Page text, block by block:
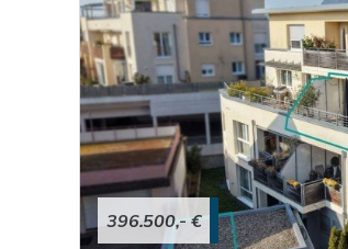
396.500,- €